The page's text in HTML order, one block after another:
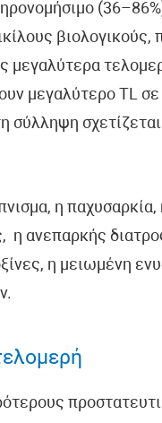
μεγαλύτερα
μεγαλύτερο TL
σύλληψη
η
η ανεπαρκής
η μειωμένη